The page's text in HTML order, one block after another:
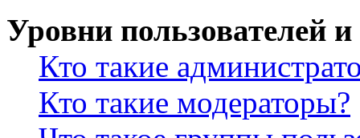
Уровни пользователей
Кто такие
Кто такие модераторы?